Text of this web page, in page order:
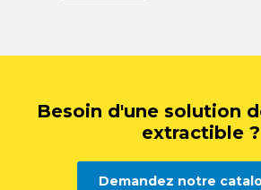
Besoin d'une solution
extractible ?
Demandez notre